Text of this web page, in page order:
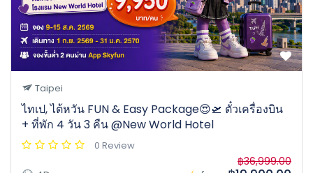
Taipei
ไทเป, ไต้หวัน FUN & Easy Package😍🛫 ตั๋วเครื่องบิน
+ ที่พัก 4 วัน 3 คืน @New World Hotel
0 Review
฿36,999.00